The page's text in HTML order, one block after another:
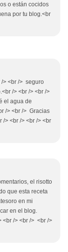
o están cocidos
por tu blog.<br
/> <br /> seguro
/> <br /> <br />
el agua de
/> <br /> Gracias
/> <br /> <br /> <br
el risotto
que esta receta
en mi
en el blog.
<br /> <br /> <br />